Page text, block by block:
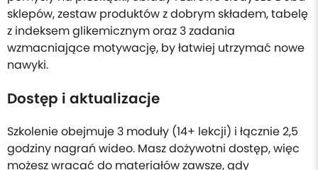
sklepów, zestaw produktów z dobrym składem, tabelę
z indeksem glikemicznym oraz 3 zadania
wzmacniające motywację, by łatwiej utrzymać nowe
nawyki.
Dostęp i aktualizacje
Szkolenie obejmuje 3 moduły (14+ lekcji) i łącznie 2,5
godziny nagrań wideo. Masz dożywotni dostęp, więc
możesz wracać do materiałów zawsze, gdy